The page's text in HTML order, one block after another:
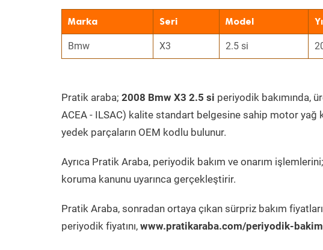
Marka Seri Model
Bmw X3 2.5 si
Pratik araba; 2008 Bmw X3 2.5 si periyodik bakımında,
ACEA - ILSAC) kalite standart belgesine sahip motor yağ
yedek parçaların OEM kodlu bulunur.
Ayrıca Pratik Araba, periyodik bakım ve onarım
koruma kanunu uyarınca gerçekleştirir.
Pratik Araba, sonradan ortaya çıkan sürpriz bakım
periyodik fiyatını, www.pratikaraba.com/periyodik-